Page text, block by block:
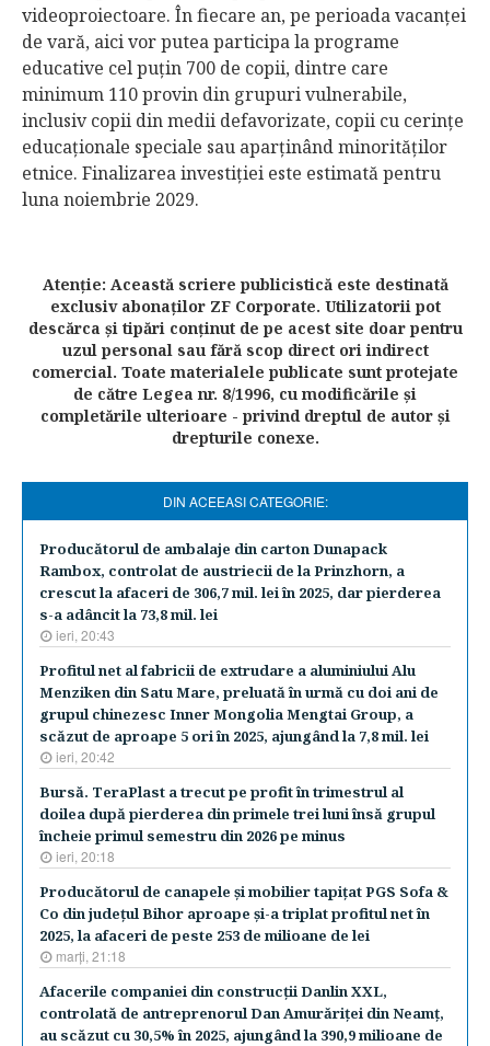
videoproiectoare. În fiecare an, pe perioada vacanţei
de vară, aici vor putea participa la programe
educative cel puţin 700 de copii, dintre care
minimum 110 provin din grupuri vulnerabile,
inclusiv copii din medii defavorizate, copii cu cerinţe
educaţionale speciale sau aparţinând minorităţilor
etnice. Finalizarea investiţiei este estimată pentru
luna noiembrie 2029.
Atenţie: Această scriere publicistică este destinată
exclusiv abonaţilor ZF Corporate. Utilizatorii pot
descărca şi tipări conţinut de pe acest site doar pentru
uzul personal sau fără scop direct ori indirect
comercial. Toate materialele publicate sunt protejate
de către Legea nr. 8/1996, cu modificările şi
completările ulterioare - privind dreptul de autor şi
drepturile conexe.
DIN ACEEASI CATEGORIE:
Producătorul de ambalaje din carton Dunapack
Rambox, controlat de austriecii de la Prinzhorn, a
crescut la afaceri de 306,7 mil. lei în 2025, dar pierderea
s-a adâncit la 73,8 mil. lei
ieri, 20:43
Profitul net al fabricii de extrudare a aluminiului Alu
Menziken din Satu Mare, preluată în urmă cu doi ani de
grupul chinezesc Inner Mongolia Mengtai Group, a
scăzut de aproape 5 ori în 2025, ajungând la 7,8 mil. lei
ieri, 20:42
Bursă. TeraPlast a trecut pe profit în trimestrul al
doilea după pierderea din primele trei luni însă grupul
încheie primul semestru din 2026 pe minus
ieri, 20:18
Producătorul de canapele şi mobilier tapiţat PGS Sofa &
Co din judeţul Bihor aproape şi-a triplat profitul net în
2025, la afaceri de peste 253 de milioane de lei
marţi, 21:18
Afacerile companiei din construcţii Danlin XXL,
controlată de antreprenorul Dan Amurăriţei din Neamţ,
au scăzut cu 30,5% în 2025, ajungând la 390,9 milioane de